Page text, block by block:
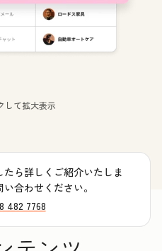
して拡大表示
ら詳しくご紹介いたしま
合わせください。
482 7768